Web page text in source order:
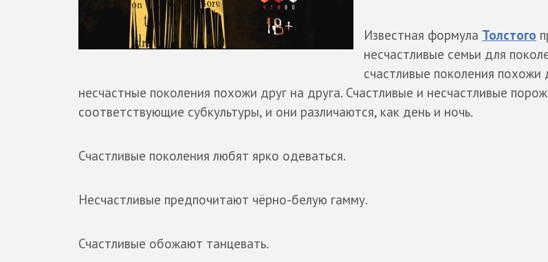
Известная формула Толстого
несчастливые семьи для
счастливые поколения похожи
несчастные поколения похожи друг на друга. Счастливые и несчастливые
соответствующие субкультуры, и они различаются, как день и ночь.
Счастливые поколения любят ярко одеваться.
Несчастливые предпочитают чёрно-белую гамму.
Счастливые обожают танцевать.